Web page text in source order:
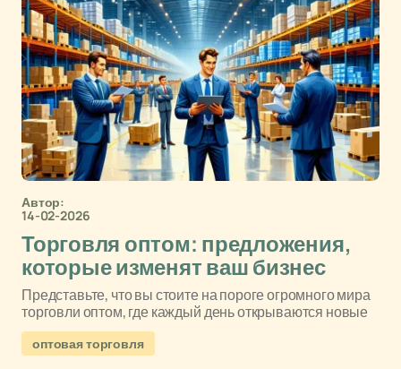
Автор:
14-02-2026
Торговля оптом: предложения,
которые изменят ваш бизнес
Представьте, что вы стоите на пороге огромного мира
торговли оптом, где каждый день открываются новые
оптовая торговля